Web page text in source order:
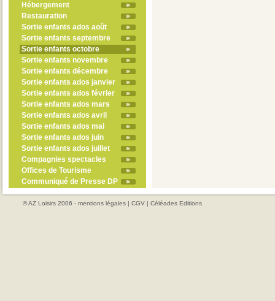
Hébergement
Restauration
Sortie enfants ados août
Sortie enfants septembre
Sortie enfants octobre
Sortie enfants novembre
Sortie enfants décembre
Sortie enfants ados janvier
Sortie enfants ados février
Sortie enfants ados mars
Sortie enfants ados avril
Sortie enfants ados mai
Sortie enfants ados juin
Sortie enfants ados juillet
Compagnies spectacles
Offices de Tourisme
Communiqué de Presse DP
© AZ Loisirs 2006 - mentions légales | CGV | Céléades Editions